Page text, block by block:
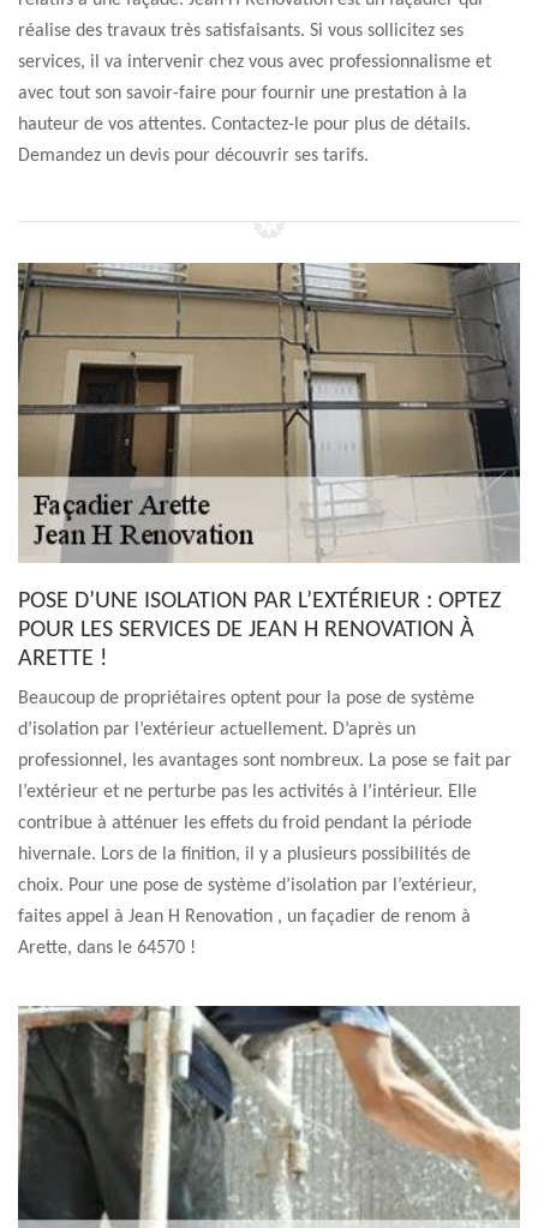
réalise des travaux très satisfaisants. Si vous sollicitez ses
services, il va intervenir chez vous avec professionnalisme et
avec tout son savoir-faire pour fournir une prestation à la
hauteur de vos attentes. Contactez-le pour plus de détails.
Demandez un devis pour découvrir ses tarifs.
POSE D’UNE ISOLATION PAR L’EXTÉRIEUR : OPTEZ
POUR LES SERVICES DE JEAN H RENOVATION À
ARETTE !
Beaucoup de propriétaires optent pour la pose de système
d’isolation par l’extérieur actuellement. D’après un
professionnel, les avantages sont nombreux. La pose se fait par
l’extérieur et ne perturbe pas les activités à l’intérieur. Elle
contribue à atténuer les effets du froid pendant la période
hivernale. Lors de la finition, il y a plusieurs possibilités de
choix. Pour une pose de système d’isolation par l’extérieur,
faites appel à Jean H Renovation , un façadier de renom à
Arette, dans le 64570 !